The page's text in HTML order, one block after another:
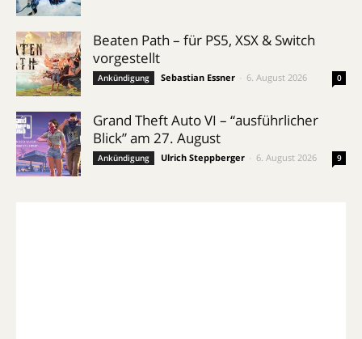
Beaten Path – für PS5, XSX & Switch
vorgestellt
Ankündigung Sebastian Essner 6. August 2026 0
Grand Theft Auto VI – “ausführlicher
Blick” am 27. August
Ankündigung Ulrich Steppberger 6. August 2026 9